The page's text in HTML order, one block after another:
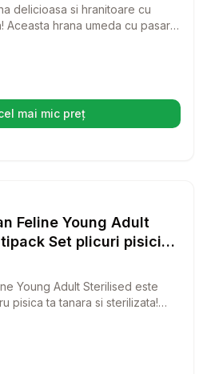
delicioasa si hranitoare cu
Aceasta hrana umeda cu pasare
mai mic preț
(se deschide într-o filă nouă)
Hrana Umeda Pisici
Feline Young Adult
Set plicuri pisici
pui, cu pastrav, cu
g
Young Adult Sterilised este
pisica ta tanara si sterilizata!
nutritiva, care va mentine pisica